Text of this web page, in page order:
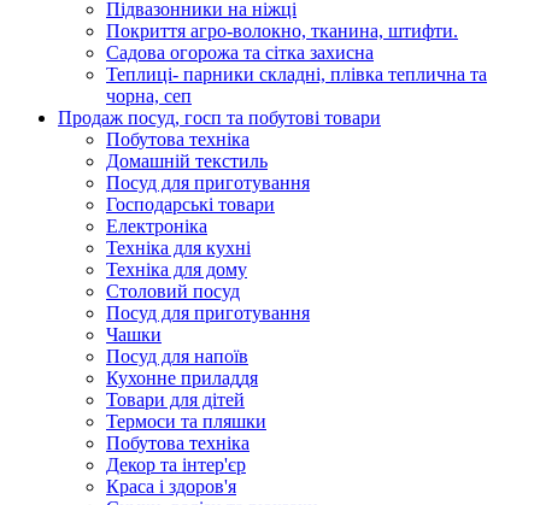
Підвазонники на ніжці
Покриття агро-волокно, тканина, штифти.
Садова огорожа та сітка захисна
Теплиці- парники складні, плівка теплична та
чорна, сеп
Продаж посуд, госп та побутові товари
Побутова техніка
Домашній текстиль
Посуд для приготування
Господарські товари
Електроніка
Техніка для кухні
Техніка для дому
Столовий посуд
Посуд для приготування
Чашки
Посуд для напоїв
Кухонне приладдя
Товари для дітей
Термоси та пляшки
Побутова техніка
Декор та інтер'єр
Краса і здоров'я